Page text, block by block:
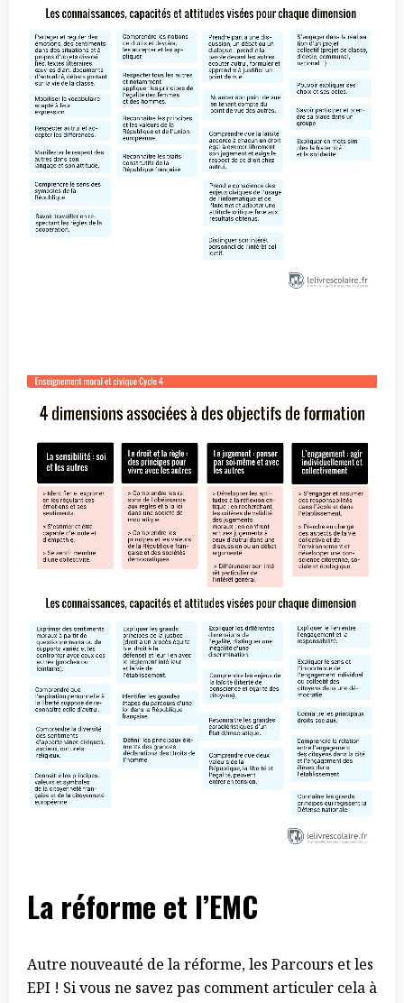
La réforme et l’EMC
Autre nouveauté de la réforme, les Parcours et les
EPI ! Si vous ne savez pas comment articuler cela à